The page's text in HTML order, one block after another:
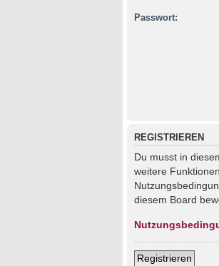
Passwort:
REGISTRIEREN
Du musst in
weitere
diesem Board
Registrieren